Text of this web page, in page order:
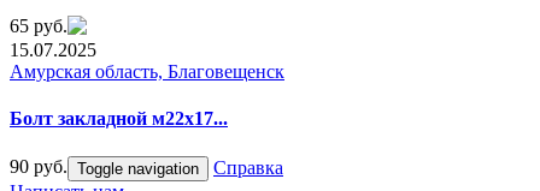
65 руб.
15.07.2025
Амурская область, Благовещенск
Болт зaклaдной м22х17...
90 руб. Toggle navigation
Справка